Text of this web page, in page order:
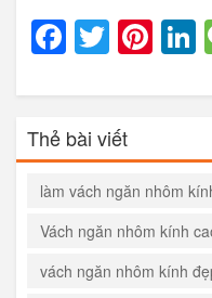
Twitter
Thẻ bài viết
làm vách ngăn nhôm
Vách ngăn nhôm kính
vách ngăn nhôm kính